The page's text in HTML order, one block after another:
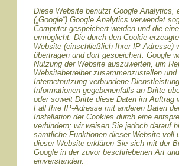
Diese Website benutzt Google Analytics,
(„Google“) Google Analytics verwendet
Computer gespeichert werden und die
ermöglicht. Die durch den Cookie
Website (einschließlich Ihrer IP-Adresse)
übertragen und dort gespeichert. Google
Nutzung der Website auszuwerten, um
Websitebetreiber zusammenzustellen
Internetnutzung verbundene
Informationen gegebenenfalls an Dritte
oder soweit Dritte diese Daten im Auftrag
Fall Ihre IP-Adresse mit anderen Daten
Installation der Cookies durch eine
verhindern; wir weisen Sie jedoch darauf
sämtliche Funktionen dieser Website voll
dieser Website erklären Sie sich mit der
Google in der zuvor beschriebenen Art
einverstanden.